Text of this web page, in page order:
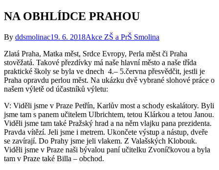
NA OBHLÍDCE PRAHOU
By ddsmolinac19. 6. 2018Akce ZŠ a PrŠ Smolina
Zlatá Praha, Matka měst, Srdce Evropy, Perla měst či Praha
stověžatá. Takové přezdívky má naše hlavní město a naše třída
praktické školy se byla ve dnech 4.– 5.června přesvědčit, jestli je
Praha opravdu perlou měst. Na ukázku dvě vybrané slohové práce o
našem výletě od účastníků výletu:
V: Viděli jsme v Praze Petřín, Karlův most a schody eskalátory. Byli
jsme tam s panem učitelem Ulbrichtem, tetou Klárkou a tetou Janou.
Viděli jsme tam také Pražský hrad a na něm vlajku pana prezidenta.
Pravda vítězí. Jeli jsme i metrem. Ukončete výstup a nástup, dveře
se zavírají. Do Prahy jsme jeli vlakem. Z Valašských Klobouk.
Viděli jsme v Praze naši bývalou paní učitelku Zvoníčkovou a byla
tam v Praze také Billa – obchod.